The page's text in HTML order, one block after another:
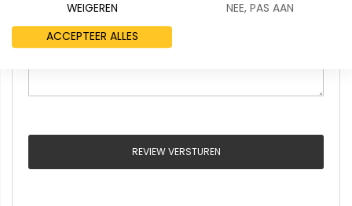
REVIEW VERSTUREN
WEIGEREN
NEE, PAS AAN
ACCEPTEER ALLES